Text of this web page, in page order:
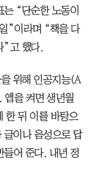
“단순한 노동이
”이라며 “책을 다
”고 했다.
위해 인공지능(A
앱을 켜면 생년월
한 뒤 이를 바탕으
글이나 음성으로 답
들어 준다. 내년 정